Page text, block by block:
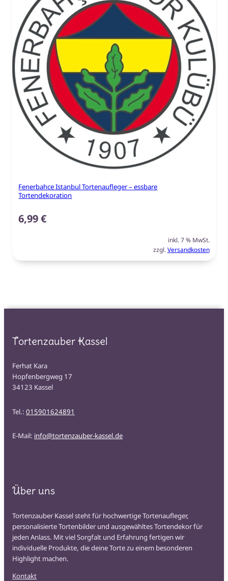
Fenerbahce Istanbul Tortenaufleger – essbare
Tortendekoration
6,99€
inkl. 7 % MwSt.
zzgl.Versandkosten
Tortenzauber Kassel
Ferhat Kara
Hopfenbergweg 17
34123 Kassel
Tel.: 015901624891
E-Mail: info@tortenzauber-kassel.de
Über uns
Tortenzauber Kassel steht für hochwertige Tortenaufleger,
personalisierte Tortenbilder und ausgewähltes Tortendekor für
jeden Anlass. Mit viel Sorgfalt und Erfahrung fertigen wir
individuelle Produkte, die deine Torte zu einem besonderen
Highlight machen.
Kontakt